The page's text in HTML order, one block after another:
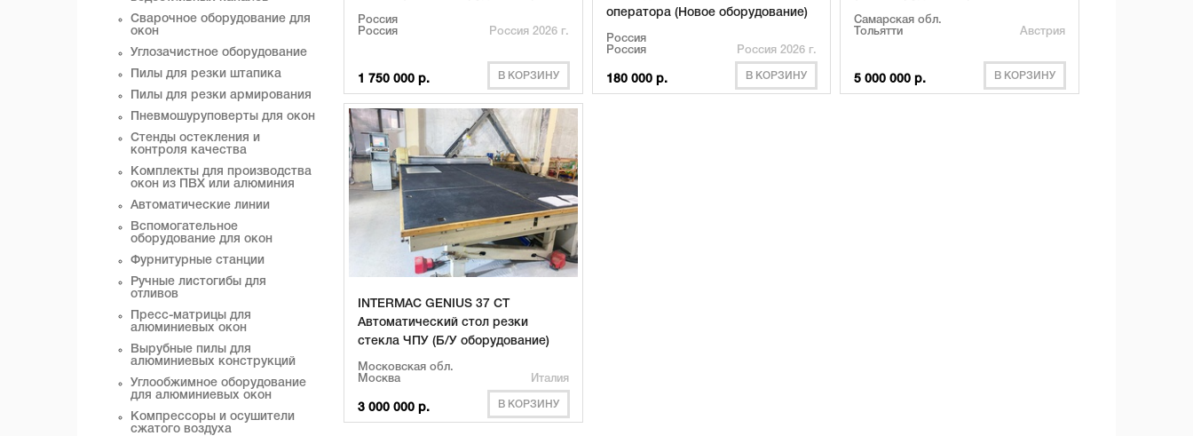
Сварочное оборудование для
окон
Углозачистное оборудование
Пилы для резки штапика
Пилы для резки армирования
Пневмошуруповерты для окон
Стенды остекления и
контроля качества
Комплекты для производства
окон из ПВХ или алюминия
Автоматические линии
Вспомогательное
оборудование для окон
Фурнитурные станции
Ручные листогибы для
отливов
Пресс-матрицы для
алюминиевых окон
Вырубные пилы для
алюминиевых конструкций
Углообжимное оборудование
для алюминиевых окон
Компрессоры и осушители
сжатого воздуха
Россия
Россия
Россия 2026 г.
1 750 000 р. В КОРЗИНУ
оператора (Новое оборудование)
Россия
Россия
Россия 2026 г.
180 000 р. В КОРЗИНУ
Самарская обл.
Тольятти
Австрия
5 000 000 р. В КОРЗИНУ
INTERMAC GENIUS 37 CT
Автоматический стол резки
стекла ЧПУ (Б/У оборудование)
Московская обл.
Москва
Италия
3 000 000 р. В КОРЗИНУ